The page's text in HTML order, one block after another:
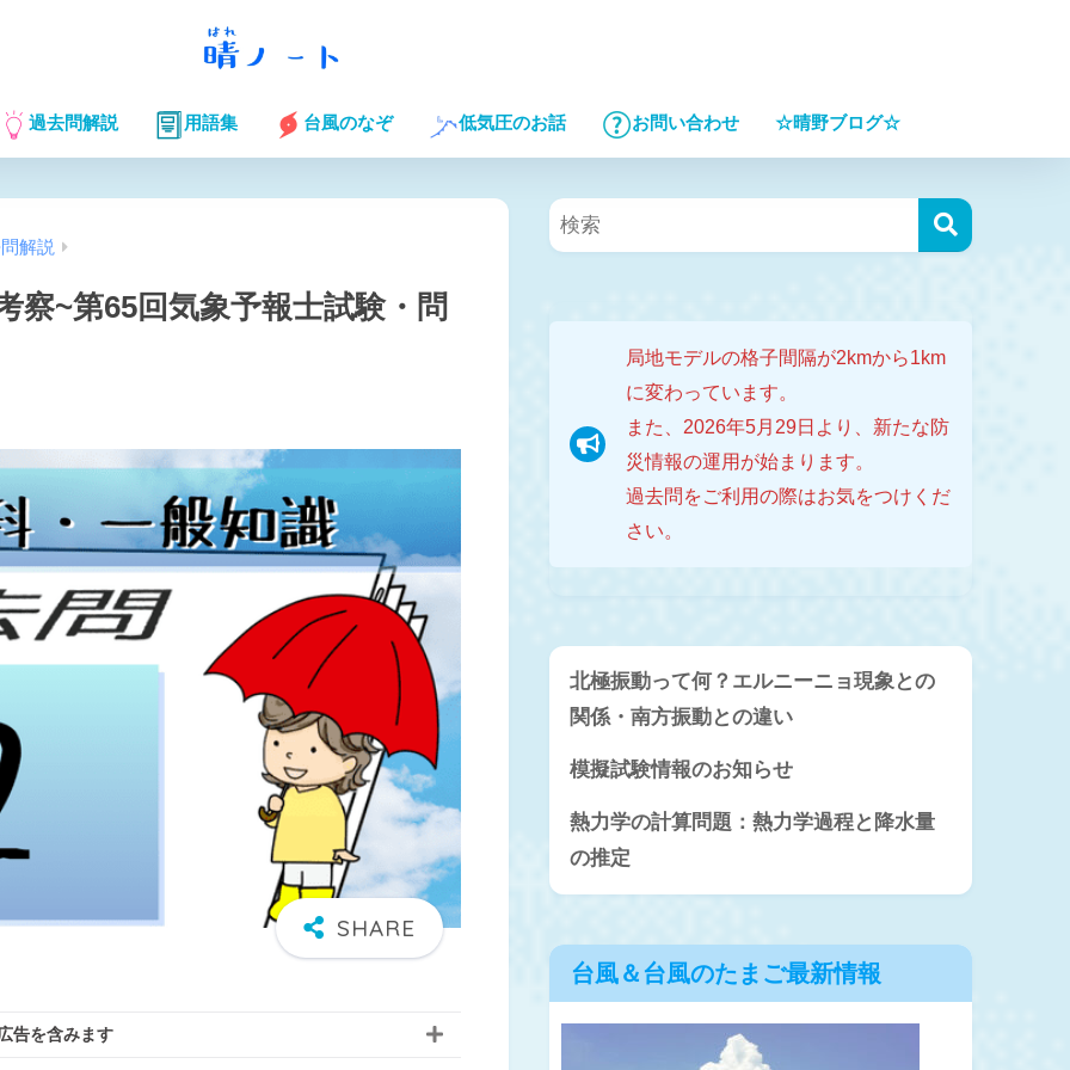
過去問解説 用語集 台風のなぞ 低気圧のお話 お問い合わせ ☆晴野ブログ☆
解説
察~第65回気象予報士試験・問
告を含みます
局地モデルの格子間隔が2kmから1km
に変わっています。
また、2026年5月29日より、新たな防
災情報の運用が始まります。
過去問をご利用の際はお気をつけくだ
さい。
北極振動って何？エルニーニョ現象との
関係・南方振動との違い
模擬試験情報のお知らせ
熱力学の計算問題：熱力学過程と降水量
の推定
台風＆台風のたまご最新情報